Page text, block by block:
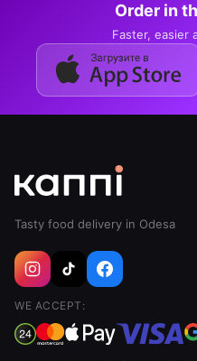
Order in
Faster, easier
Tasty food delivery in Odesa
WE ACCEPT: